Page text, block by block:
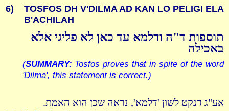
6)
TOSFOS DH V'DILMA AD KAN LO PELIGI ELA
B'ACHILAH
תוספות ד"ה ודלמא עד כאן לא פליגי אלא
באכילה
(SUMMARY: Tosfos proves that in spite of the word
'Dilma', this statement is correct.)
אע"ג דנקט לשון 'דלמא', נראה שכן הוא האמת.